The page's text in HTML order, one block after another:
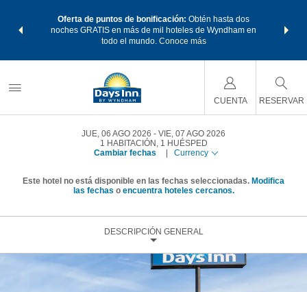
Oferta de puntos de bonificación:Obtén hasta dos
noches GRATIS en más de mil hoteles de Wyndham en
todo el mundo. Conoce más
de viaje
CUENTA RESERVAR
JUE, 06 AGO 2026
VIE, 07 AGO 2026
1 HABITACIÓN , 1 HUÉSPED
Cambiar fechas
Currency
Este hotel no está disponible en las fechas seleccionadas. Modifica
las fechas o encuentra hoteles cercanos.
DESCRIPCIÓN GENERAL